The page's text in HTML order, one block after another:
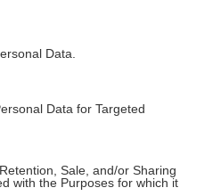
Data.
Data for Targeted
Sale, and/or Sharing
with the Purposes for which it